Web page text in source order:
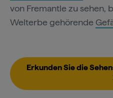
von Fremantle zu sehen,
Welterbe gehörende
Erkunden Sie die